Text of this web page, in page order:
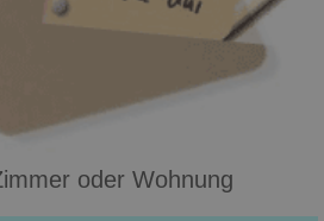
oder Wohnung